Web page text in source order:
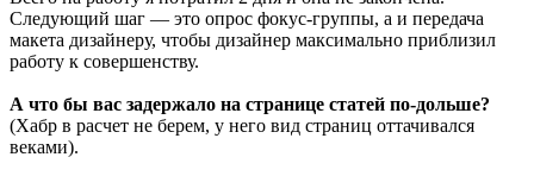
Следующий шаг — это опрос фокус-группы, а и передача
макета дизайнеру, чтобы дизайнер максимально приблизил
работу к совершенству.
А что бы вас задержало на странице статей по-дольше?
(Хабр в расчет не берем, у него вид страниц оттачивался
веками).